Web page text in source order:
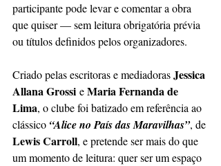
participante pode levar e comentar a obra
que quiser — sem leitura obrigatória prévia
ou títulos definidos pelos organizadores.
Criado pelas escritoras e mediadoras Jessica
Allana Grossi e Maria Fernanda de
Lima, o clube foi batizado em referência ao
clássico “Alice no País das Maravilhas”, de
Lewis Carroll, e pretende ser mais do que
um momento de leitura: quer ser um espaço